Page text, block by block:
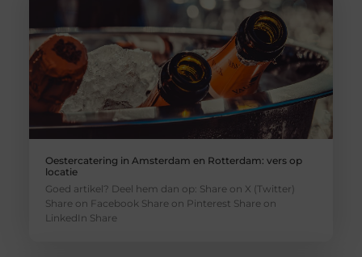
Oestercatering in Amsterdam en Rotterdam: vers op
locatie
Goed artikel? Deel hem dan op: Share on X (Twitter)
Share on Facebook Share on Pinterest Share on
LinkedIn Share